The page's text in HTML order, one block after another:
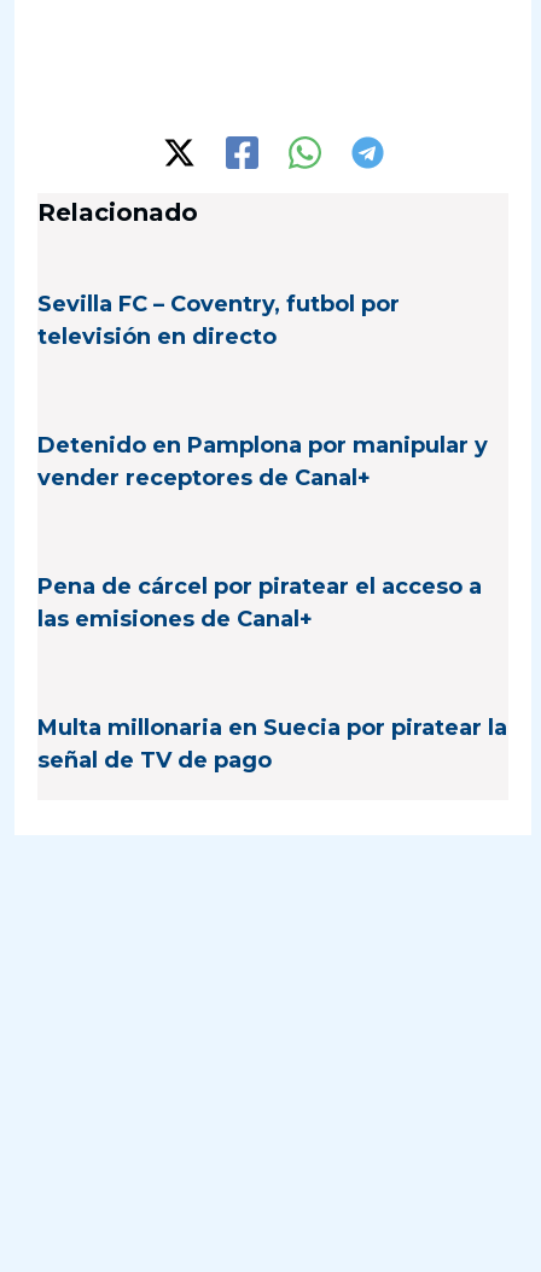
Relacionado
Sevilla FC – Coventry, futbol por
televisión en directo
Detenido en Pamplona por manipular y
vender receptores de Canal+
Pena de cárcel por piratear el acceso a
las emisiones de Canal+
Multa millonaria en Suecia por piratear la
señal de TV de pago